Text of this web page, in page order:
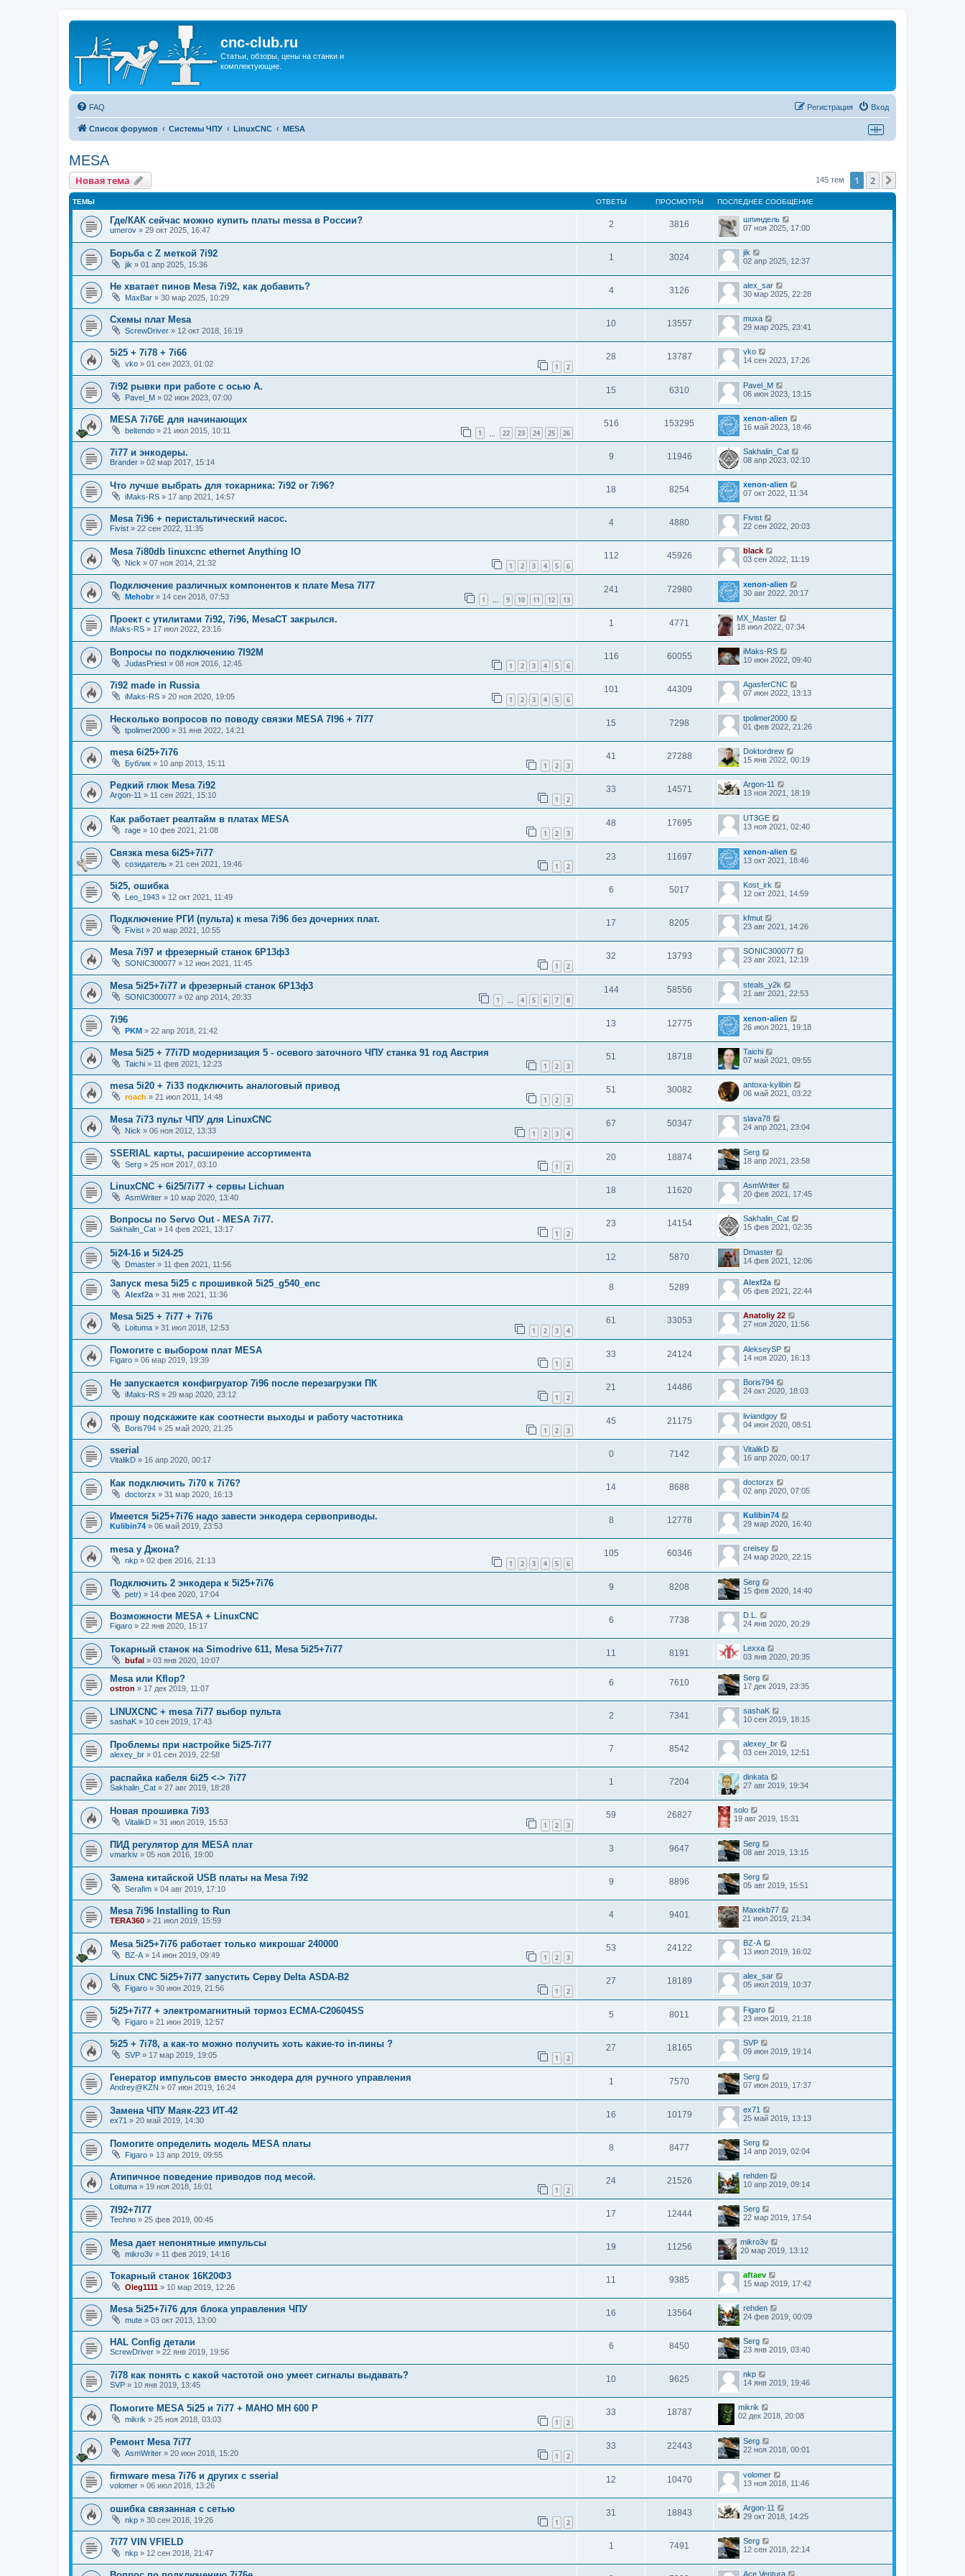
cnc-club.ru
Статьи, обзоры, цены на станки и
комплектующие.
FAQ Вход
Регистрация
Список форумов Системы ЧПУ LinuxCNC MESA
MESA
Новая тема 145 тем 1 2
ТЕМЫ ОТВЕТЫ ПРОСМОТРЫ ПОСЛЕДНЕЕ СООБЩЕНИЕ
Где/КАК сейчас можно купить платы messa в России?
umerov » 29 окт 2025, 16:47
2 3816
шпиндель
07 ноя 2025, 17:00
Борьба с Z меткой 7i92
jik » 01 апр 2025, 15:36
1 3024
jik
02 апр 2025, 12:37
Не хватает пинов Mesa 7i92, как добавить?
MaxBar » 30 мар 2025, 10:29
4 3126
alex_sar
30 мар 2025, 22:28
Схемы плат Mesa
ScrewDriver » 12 окт 2018, 16:19
10 13557
muxa
29 мар 2025, 23:41
5i25 + 7i78 + 7i66
vko » 01 сен 2023, 01:02 1 2
28 13787
vko
14 сен 2023, 17:26
7i92 рывки при работе с осью A.
Pavel_M » 02 июн 2023, 07:00
15 6310
Pavel_M
06 июн 2023, 13:15
MESA 7i76E для начинающих
beltendo » 21 июл 2015, 10:11 1 22 23 24 25 26
516 153295
xenon-alien
16 май 2023, 18:46
7i77 и энкодеры.
Brander » 02 мар 2017, 15:14
9 11946
Sakhalin_Cat
08 апр 2023, 02:10
Что лучше выбрать для токарника: 7i92 or 7i96?
iMaks-RS » 17 апр 2021, 14:57
18 8254
xenon-alien
07 окт 2022, 11:34
Mesa 7i96 + перистальтический насос.
Fivist » 22 сен 2022, 11:35
4 4880
Fivist
22 сен 2022, 20:03
Mesa 7i80db linuxcnc ethernet Anything IO
Nick » 07 ноя 2014, 21:32 1 2 3 4 5 6
112 45926
black
03 сен 2022, 11:19
Подключение различных компонентов к плате Mesa 7I77
Mehobr » 14 сен 2018, 07:53 1 … 9 10 11 12 13
241 72980
xenon-alien
30 авг 2022, 20:17
Проект с утилитами 7i92, 7i96, MesaCT закрылся.
iMaks-RS » 17 июл 2022, 23:16
1 4771
MX_Master
18 июл 2022, 07:34
Вопросы по подключению 7I92M
JudasPriest » 08 ноя 2016, 12:45 1 2 3 4 5 6
116 60055
iMaks-RS
10 июн 2022, 09:40
7i92 made in Russia
iMaks-RS » 20 ноя 2020, 19:05 1 2 3 4 5 6
101 44309
AgasferCNC
07 июн 2022, 13:13
Несколько вопросов по поводу связки MESA 7I96 + 7I77
tpolimer2000 » 31 янв 2022, 14:21
15 7298
tpolimer2000
01 фев 2022, 21:26
mesa 6i25+7i76
Бублик » 10 апр 2013, 15:11 1 2 3
41 27288
Doktordrew
15 янв 2022, 00:19
Редкий глюк Mesa 7i92
Argon-11 » 11 сен 2021, 15:10 1 2
33 14571
Argon-11
13 ноя 2021, 18:19
Как работает реалтайм в платах MESA
rage » 10 фев 2021, 21:08 1 2 3
48 17695
UT3GE
13 ноя 2021, 02:40
Связка mesa 6i25+7i77
созидатель » 21 сен 2021, 19:46 1 2
23 11697
xenon-alien
13 окт 2021, 18:46
5i25, ошибка
Leo_1943 » 12 окт 2021, 11:49
6 5017
Kost_irk
12 окт 2021, 14:59
Подключение РГИ (пульта) к mesa 7i96 без дочерних плат.
Fivist » 20 мар 2021, 10:55
17 8205
kfmut
23 авг 2021, 14:26
Mesa 7i97 и фрезерный станок 6Р13ф3
SONIC300077 » 12 июн 2021, 11:45 1 2
32 13793
SONIC300077
23 авг 2021, 12:19
Mesa 5i25+7i77 и фрезерный станок 6Р13ф3
SONIC300077 » 02 апр 2014, 20:33 1 … 4 5 6 7 8
144 58556
steals_y2k
21 авг 2021, 22:53
7i96
PKM » 22 апр 2018, 21:42
13 12775
xenon-alien
26 июл 2021, 19:18
Mesa 5i25 + 77i7D модернизация 5 - осевого заточного ЧПУ станка 91 год Австрия
Taichi » 11 фев 2021, 12:23 1 2 3
51 18718
Taichi
07 май 2021, 09:55
mesa 5i20 + 7i33 подключить аналоговый привод
roach » 21 июл 2011, 14:48 1 2 3
51 30082
antoxa-kylibin
06 май 2021, 03:22
Mesa 7i73 пульт ЧПУ для LinuxCNC
Nick » 06 ноя 2012, 13:33 1 2 3 4
67 50347
slava78
24 апр 2021, 23:04
SSERIAL карты, расширение ассортимента
Serg » 25 ноя 2017, 03:10 1 2
20 18874
Serg
18 апр 2021, 23:58
LinuxCNC + 6i25/7i77 + сервы Lichuan
AsmWriter » 10 мар 2020, 13:40
18 11620
AsmWriter
20 фев 2021, 17:45
Вопросы по Servo Out - MESA 7i77.
Sakhalin_Cat » 14 фев 2021, 13:17 1 2
23 14154
Sakhalin_Cat
15 фев 2021, 02:35
5i24-16 и 5i24-25
Dmaster » 11 фев 2021, 11:56
12 5870
Dmaster
14 фев 2021, 12:06
Запуск mesa 5i25 с прошивкой 5i25_g540_enc
Alexf2a » 31 янв 2021, 11:36
8 5289
Alexf2a
05 фев 2021, 22:44
Mesa 5i25 + 7i77 + 7i76
Loituma » 31 июл 2018, 12:53 1 2 3 4
61 33053
Anatoliy 22
27 ноя 2020, 11:56
Помогите с выбором плат MESA
Figaro » 06 мар 2019, 19:39 1 2
33 24124
AlekseySP
14 ноя 2020, 16:13
Не запускается конфигруатор 7i96 после перезагрузки ПК
iMaks-RS » 29 мар 2020, 23:12 1 2
21 14486
Boris794
24 окт 2020, 18:03
прошу подскажите как соотнести выходы и работу частотника
Boris794 » 25 май 2020, 21:25 1 2 3
45 21175
liviandgoy
04 июн 2020, 08:51
sserial
VitalikD » 16 апр 2020, 00:17
0 7142
VitalikD
16 апр 2020, 00:17
Как подключить 7i70 к 7i76?
doctorzx » 31 мар 2020, 16:13
14 8688
doctorzx
02 апр 2020, 07:05
Имеется 5i25+7i76 надо завести энкодера сервоприводы.
Kulibin74 » 06 май 2019, 23:53
8 12778
Kulibin74
29 мар 2020, 16:40
mesa у Джона?
nkp » 02 фев 2016, 21:13 1 2 3 4 5 6
105 60346
creisey
24 мар 2020, 22:15
Подключить 2 энкодера к 5i25+7i76
petr) » 14 фев 2020, 17:04
9 8208
Serg
15 фев 2020, 14:40
Возможности MESA + LinuxCNC
Figaro » 22 янв 2020, 15:17
6 7738
D.L.
24 янв 2020, 20:29
Токарный станок на Simodrive 611, Mesa 5i25+7i77
bufal » 03 янв 2020, 10:07
11 8191
Lexxa
03 янв 2020, 20:35
Mesa или Kflop?
ostron » 17 дек 2019, 11:07
6 7610
Serg
17 дек 2019, 23:35
LINUXCNC + mesa 7i77 выбор пульта
sashaK » 10 сен 2019, 17:43
2 7341
sashaK
10 сен 2019, 18:15
Проблемы при настройке 5i25-7i77
alexey_br » 01 сен 2019, 22:58
7 8542
alexey_br
03 сен 2019, 12:51
распайка кабеля 6i25 <-> 7i77
Sakhalin_Cat » 27 авг 2019, 18:28
1 7204
dinkata
27 авг 2019, 19:34
Новая прошивка 7i93
VitalikD » 31 июл 2019, 15:53 1 2 3
59 26827
solo
19 авг 2019, 15:31
ПИД регулятор для MESA плат
vmarkiv » 05 ноя 2016, 19:00
3 9647
Serg
08 авг 2019, 13:15
Замена китайской USB платы на Mesa 7i92
Serafim » 04 авг 2019, 17:10
9 8896
Serg
05 авг 2019, 15:51
Mesa 7i96 Installing to Run
TERA360 » 21 июл 2019, 15:59
4 9401
Maxekb77
21 июл 2019, 21:34
Mesa 5i25+7i76 работает только микрошаг 240000
BZ-A » 14 июн 2019, 09:49 1 2 3
53 24122
BZ-A
13 июл 2019, 16:02
Linux CNC 5i25+7i77 запустить Серву Delta ASDA-B2
Figaro » 30 июн 2019, 21:56 1 2
27 18189
alex_sar
05 июл 2019, 10:37
5i25+7i77 + электромагнитный тормоз ECMA-C20604SS
Figaro » 21 июн 2019, 12:57
5 8011
Figaro
23 июн 2019, 21:18
5i25 + 7i78, а как-то можно получить хоть какие-то in-пины ?
SVP » 17 мар 2019, 19:05 1 2
27 18165
SVP
09 июн 2019, 19:14
Генератор импульсов вместо энкодера для ручного управления
Andrey@KZN » 07 июн 2019, 16:24
1 7570
Serg
07 июн 2019, 17:37
Замена ЧПУ Маяк-223 ИТ-42
ex71 » 20 май 2019, 14:30
16 10179
ex71
25 май 2019, 13:13
Помогите определить модель MESA платы
Figaro » 13 апр 2019, 09:55
8 8477
Serg
14 апр 2019, 02:04
Атипичное поведение приводов под месой.
Loituma » 19 ноя 2018, 16:01 1 2
24 21526
rehden
10 апр 2019, 09:14
7I92+7I77
Techno » 25 фев 2019, 00:45
17 12444
Serg
22 мар 2019, 17:54
Mesa дает непонятные импульсы
mikro3v » 11 фев 2019, 14:16
19 11256
mikro3v
20 мар 2019, 13:12
Токарный станок 16К20Ф3
Oleg1111 » 10 мар 2019, 12:26
11 9385
aftaev
15 мар 2019, 17:42
Mesa 5i25+7i76 для блока управления ЧПУ
mute » 03 окт 2013, 13:00
16 13564
rehden
24 фев 2019, 00:09
HAL Config детали
ScrewDriver » 22 янв 2019, 19:56
6 8450
Serg
23 янв 2019, 03:40
7i78 как понять с какой частотой оно умеет сигналы выдавать?
SVP » 10 янв 2019, 13:45
10 9625
nkp
14 янв 2019, 19:46
Помогите MESA 5i25 и 7i77 + MAHO MH 600 P
mikrik » 25 ноя 2018, 03:03 1 2
33 18787
mikrik
02 дек 2018, 20:08
Ремонт Mesa 7i77
AsmWriter » 20 июн 2018, 15:20 1 2
33 22443
Serg
22 ноя 2018, 00:01
firmware mesa 7i76 и других с sserial
volomer » 06 июл 2018, 13:26
12 10470
volomer
13 ноя 2018, 11:46
ошибка связанная с сетью
nkp » 30 сен 2018, 19:26 1 2
31 18843
Argon-11
29 окт 2018, 14:25
7i77 VIN VFIELD
nkp » 12 сен 2018, 21:47
1 7491
Serg
12 сен 2018, 22:14
Ace Ventura